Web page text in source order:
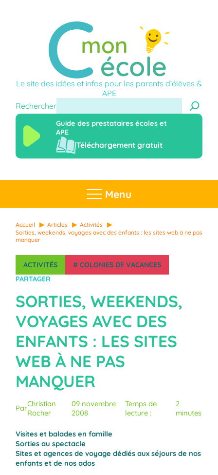
Le site des idées et infos pour les parents d’élèves &
APE
Rechercher
Guide des prestataires écoles et
APE
Téléchargement gratuit
Menu
Accueil Articles
Activités
Sorties, weekends, voyages avec des enfants : les sites web à ne pas
manquer
ACTIVITÉS # COLONIES DE VACANCES
PARTAGER
SORTIES, WEEKENDS,
VOYAGES AVEC DES
ENFANTS : LES SITES
WEB À NE PAS
MANQUER
ParChristian
Rocher
09 novembre
2008
Temps de
lecture :
2
minutes
Visites et balades en famille
Sorties au spectacle
Sites et agences de voyage dédiés aux séjours de nos
enfants et de nos ados